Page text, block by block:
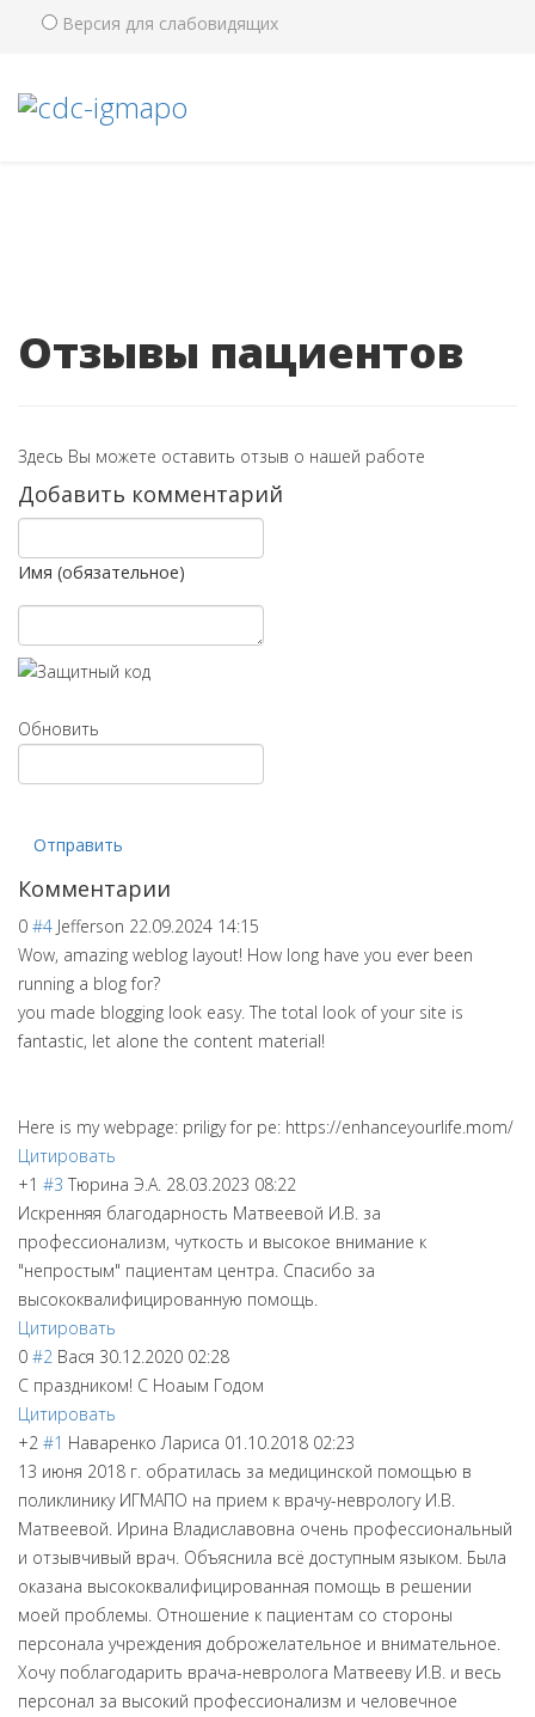
Версия для слабовидящих
Отзывы пациентов
Здесь Вы можете оставить отзыв о нашей работе
Добавить комментарий
Имя (обязательное)
Обновить
Отправить
Комментарии
0 #4 Jefferson 22.09.2024 14:15
Wow, amazing weblog layout! How long have you ever been
running a blog for?
you made blogging look easy. The total look of your site is
fantastic, let alone the content material!
Here is my webpage: priligy for pe: https://enhanceyourlife.mom/
Цитировать
+1 #3 Тюрина Э.А. 28.03.2023 08:22
Искренняя благодарность Матвеевой И.В. за
профессионализм, чуткость и высокое внимание к
"непростым" пациентам центра. Спасибо за
высококвалифицированную помощь.
Цитировать
0 #2 Вася 30.12.2020 02:28
С праздником! С Ноаым Годом
Цитировать
+2 #1 Наваренко Лариса 01.10.2018 02:23
13 июня 2018 г. обратилась за медицинской помощью в
поликлинику ИГМАПО на прием к врачу-неврологу И.В.
Матвеевой. Ирина Владиславовна очень профессиональный
и отзывчивый врач. Объяснила всё доступным языком. Была
оказана высококвалифицированная помощь в решении
моей проблемы. Отношение к пациентам со стороны
персонала учреждения доброжелательное и внимательное.
Хочу поблагодарить врача-невролога Матвееву И.В. и весь
персонал за высокий профессионализм и человечное